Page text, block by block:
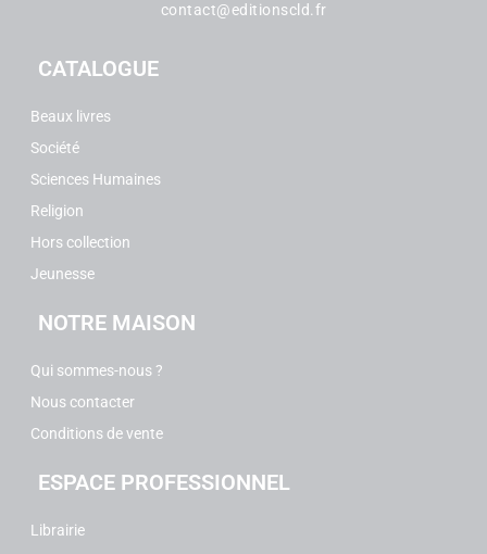
contact@editionscld.fr
CATALOGUE
Beaux livres
Société
Sciences Humaines
Religion
Hors collection
Jeunesse
NOTRE MAISON
Qui sommes-nous ?
Nous contacter
Conditions de vente
ESPACE PROFESSIONNEL
Librairie